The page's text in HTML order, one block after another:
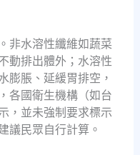
非水溶性纖維如蔬菜
動排出體外；水溶性
膨脹、延緩胃排空，
各國衛生機構（如台
，並未強制要求標示
議民眾自行計算。